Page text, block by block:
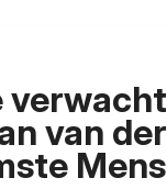
van